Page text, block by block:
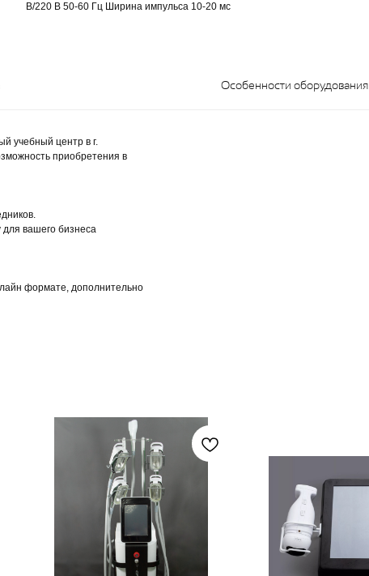
В/220 В 50-60 Гц Ширина импульса 10-20 мс
Особенности оборудования
центр в г.
приобретения в
вашего бизнеса
формате, дополнительно